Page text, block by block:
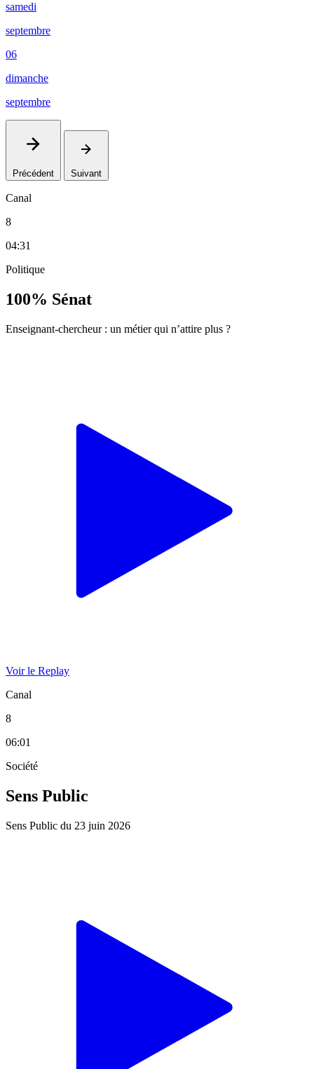
samedi
septembre
06
dimanche
septembre
Précédent Suivant
Canal
8
04:31
Politique
100% Sénat
Enseignant-chercheur : un métier qui n’attire plus ?
Voir le Replay
Canal
8
06:01
Société
Sens Public
Sens Public du 23 juin 2026